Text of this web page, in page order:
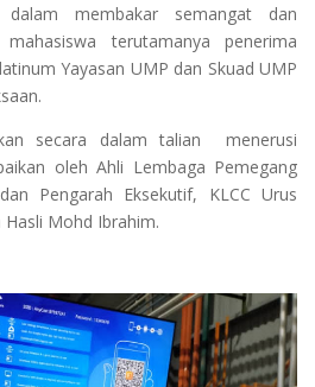
membakar semangat dan
terutamanya penerima
Yayasan UMP dan Skuad UMP
secara dalam talian menerusi
oleh Ahli Lembaga Pemegang
Pengarah Eksekutif, KLCC Urus
Hasli Mohd Ibrahim.